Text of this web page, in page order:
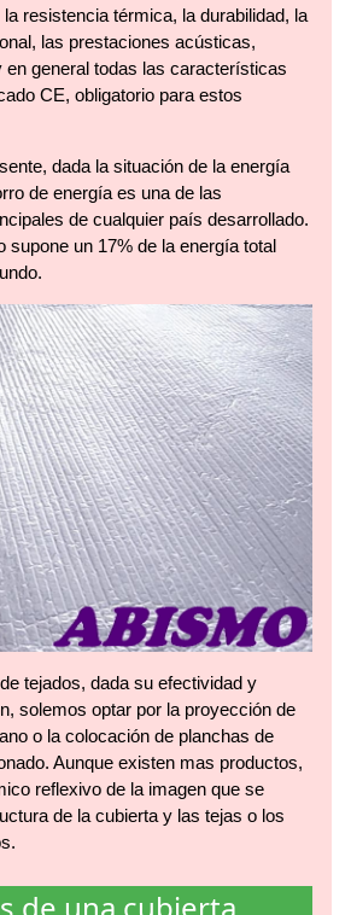
resistencia térmica, la durabilidad, la
las prestaciones acústicas,
en general todas las características
CE, obligatorio para estos
dada la situación de la energía
de energía es una de las
de cualquier país desarrollado.
supone un 17% de la energía total
tejados, dada su efectividad y
solemos optar por la proyección de
o la colocación de planchas de
Aunque existen mas productos,
reflexivo de la imagen que se
de la cubierta y las tejas o los